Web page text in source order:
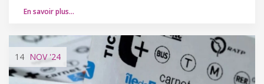
En savoir plus…
14 NOV'24